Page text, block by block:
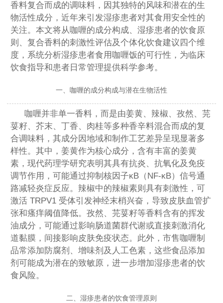
香料复合而成的调味料，因其独特的风味和潜在的生
物活性成分，近年来引发湿疹患者对其食用安全性的
关注。本文将从咖喱的成分构成、湿疹患者的饮食原
则、复合香料的刺激性评估及个体化饮食建议四个维
度，系统分析湿疹患者食用咖喱饭的可行性，为临床
饮食指导和患者日常管理提供科学参考。
一、咖喱的成分构成与潜在生物活性
咖喱并非单一香料，而是由姜黄、辣椒、孜然、芫
荽籽、芥末、丁香、肉桂等多种香辛料混合而成的复
合调味料，其成分因地域和制作工艺差异呈现显著多
样性。其中，姜黄作为核心成分，含有丰富的姜黄
素，现代药理学研究表明其具有抗炎、抗氧化及免疫
调节作用，可能通过抑制核因子κB（NF-κB）信号通
路减轻炎症反应。辣椒中的辣椒素则具有刺激性，可
激活 TRPV1 受体引发神经末梢兴奋，导致皮肤血管扩
张和瘙痒阈值降低。孜然、芫荽籽等香料含有的挥发
油成分，可能通过影响肠道菌群代谢或直接刺激消化
道黏膜，间接影响皮肤免疫状态。此外，市售咖喱制
品常添加防腐剂、增味剂及人工色素，这些食品添加
剂可能成为潜在的致敏原，进一步增加湿疹患者的饮
食风险。
二、湿疹患者的饮食管理原则